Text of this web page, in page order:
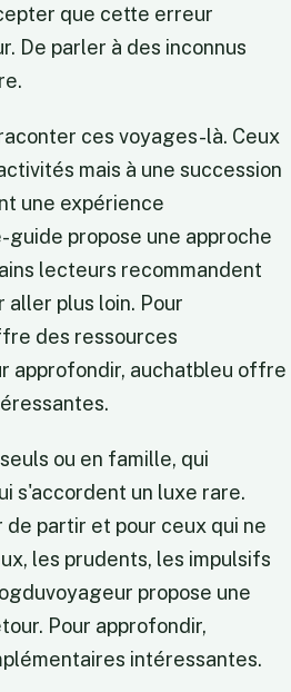
que cette erreur
De parler à des inconnus
ces voyages-là. Ceux
mais à une succession
une expérience
guide propose une approche
lecteurs recommandent
aller plus loin. Pour
des ressources
approfondir, auchatbleu offre
ou en famille, qui
s'accordent un luxe rare.
de partir et pour ceux qui ne
les prudents, les impulsifs
propose une
Pour approfondir,
intéressantes.